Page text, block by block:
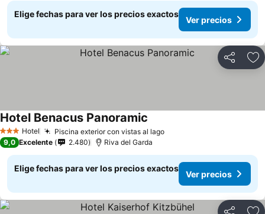
Elige fechas para ver los precios exactos
Ver precios
Compartir
3 Estrellas
Hotel Piscina exterior con vistas al lago
Hotel Benacus Panoramic
9,0 Excelente 2.480 Riva del Garda
Elige fechas para ver los precios exactos
Ver precios